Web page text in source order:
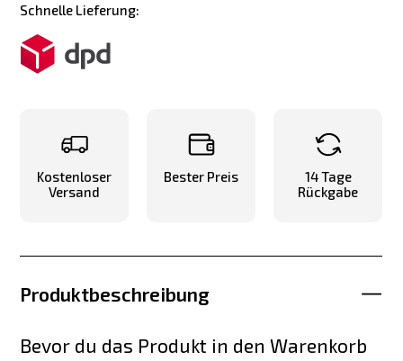
Schnelle Lieferung:
Kostenloser
Versand
Bester Preis
14 Tage
Rückgabe
Produktbeschreibung
Bevor du das Produkt in den Warenkorb